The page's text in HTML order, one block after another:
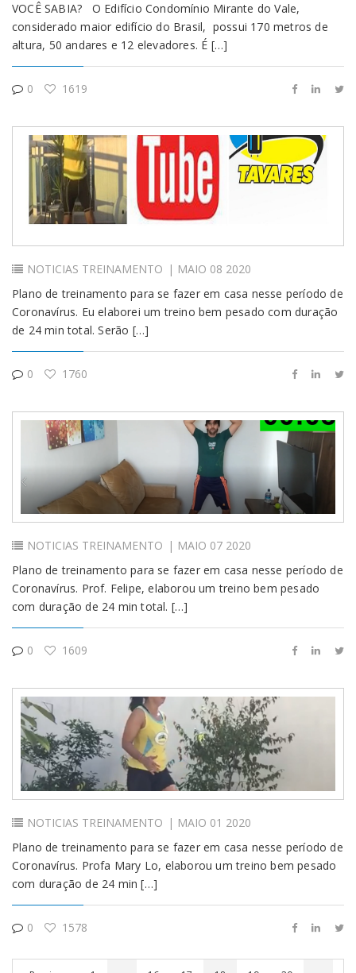
VOCÊ SABIA? O Edifício Condomínio Mirante do Vale,
considerado maior edifício do Brasil, possui 170 metros de
altura, 50 andares e 12 elevadores. É […]
0 1619
NOTICIAS TREINAMENTO | MAIO 08 2020
Plano de treinamento para se fazer em casa nesse período de
Coronavírus. Eu elaborei um treino bem pesado com duração
de 24 min total. Serão […]
0 1760
NOTICIAS TREINAMENTO | MAIO 07 2020
Plano de treinamento para se fazer em casa nesse período de
Coronavírus. Prof. Felipe, elaborou um treino bem pesado
com duração de 24 min total. […]
0 1609
NOTICIAS TREINAMENTO | MAIO 01 2020
Plano de treinamento para se fazer em casa nesse período de
Coronavírus. Profa Mary Lo, elaborou um treino bem pesado
com duração de 24 min […]
0 1578